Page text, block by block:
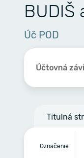
BUDIŠ
Úč POD
Účtovná
Titulná
Označenie